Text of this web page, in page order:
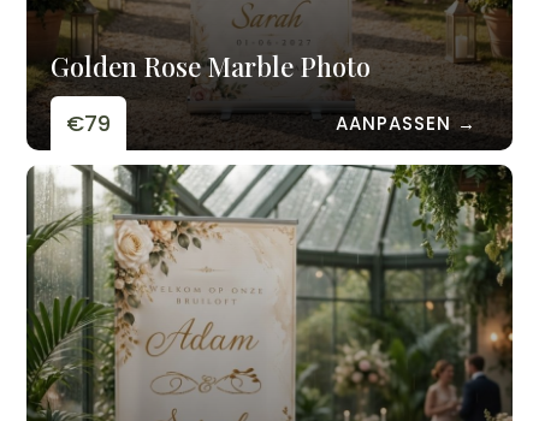
Golden Rose Marble Photo
€79 AANPASSEN →